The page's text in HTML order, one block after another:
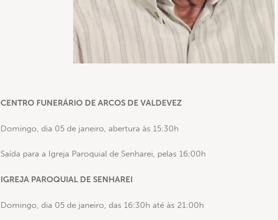
CENTRO FUNERÁRIO DE ARCOS DE VALDEVEZ
Domingo, dia 05 de janeiro, abertura às 15:30h
Saída para a Igreja Paroquial de Senharei, pelas 16:00h
IGREJA PAROQUIAL DE SENHAREI
Domingo, dia 05 de janeiro, das 16:30h até às 21:00h